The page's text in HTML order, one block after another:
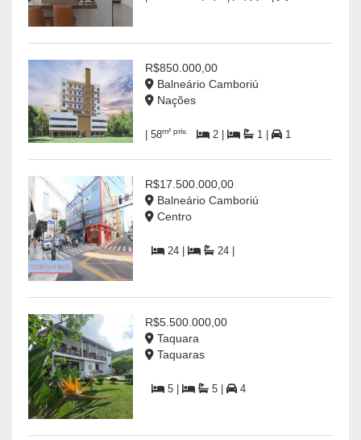
R$850.000,00
Balneário Camboriú
Nações
| 58m² priv. 2 | 1 | 1
R$17.500.000,00
Balneário Camboriú
Centro
24 | 24 |
R$5.500.000,00
Taquara
Taquaras
5 | 5 | 4